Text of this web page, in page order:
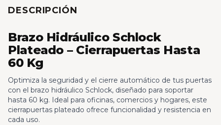
DESCRIPCIÓN
Brazo Hidráulico Schlock
Plateado – Cierrapuertas Hasta
60 Kg
Optimiza la seguridad y el cierre automático de tus puertas
con el brazo hidráulico Schlock, diseñado para soportar
hasta 60 kg. Ideal para oficinas, comercios y hogares, este
cierrapuertas plateado ofrece funcionalidad y resistencia en
cada uso.